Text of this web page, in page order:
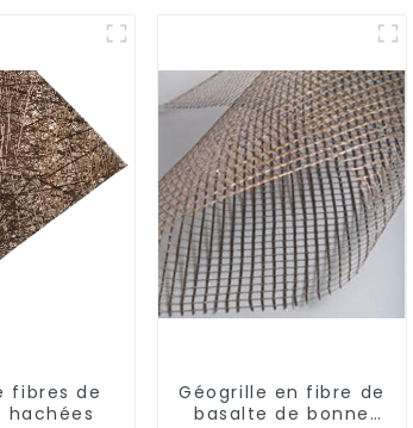
fibres de
hachées
Géogrille en fibre de
basalte de bonne